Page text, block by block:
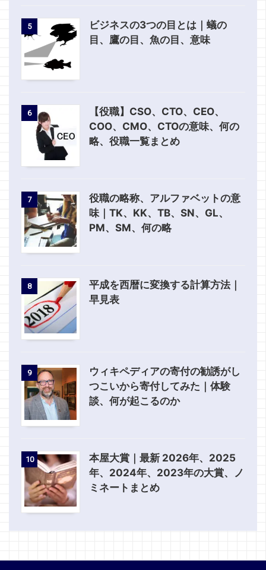
5
ビジネスの3つの目とは｜蟻の
目、鷹の目、魚の目、意味
6
【役職】CSO、CTO、CEO、
COO、CMO、CTOの意味、何の
略、役職一覧まとめ
7
役職の略称、アルファベットの意
味｜TK、KK、TB、SN、GL、
PM、SM、何の略
8
平成を西暦に変換する計算方法｜
早見表
9
ウィキペディアの寄付の勧誘がし
つこいから寄付してみた｜体験
談、何が起こるのか
10
本屋大賞｜最新 2026年、2025
年、2024年、2023年の大賞、ノ
ミネートまとめ